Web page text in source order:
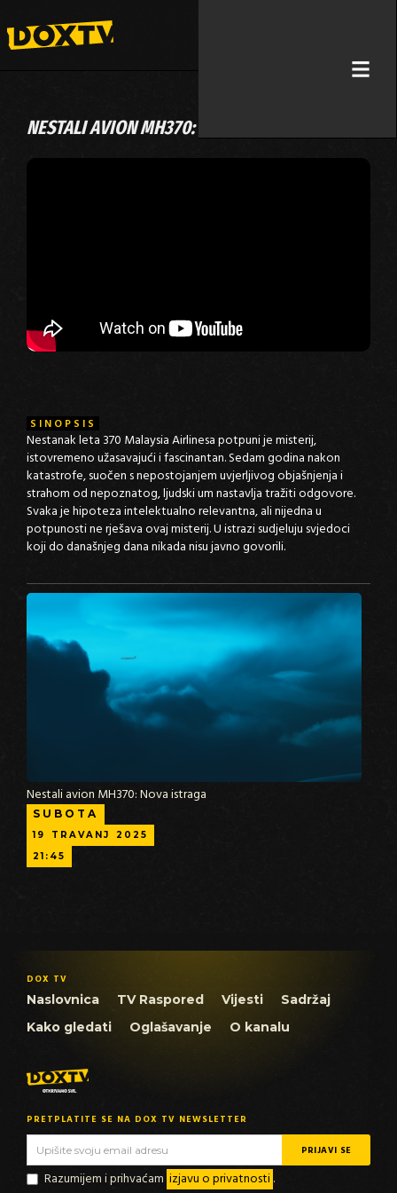
NESTALI AVION MH370: NOVA ISTRAGA
SINOPSIS
Nestanak leta 370 Malaysia Airlinesa potpuni je misterij,
istovremeno užasavajući i fascinantan. Sedam godina nakon
katastrofe, suočen s nepostojanjem uvjerljivog objašnjenja i
strahom od nepoznatog, ljudski um nastavlja tražiti odgovore.
Svaka je hipoteza intelektualno relevantna, ali nijedna u
potpunosti ne rješava ovaj misterij. U istrazi sudjeluju svjedoci
koji do današnjeg dana nikada nisu javno govorili.
Nestali avion MH370: Nova istraga
SUBOTA
19 TRAVANJ
2025
21:45
DOX TV
Naslovnica TV Raspored Vijesti
Sadržaj
Kako gledati
Oglašavanje O kanalu
PRETPLATITE SE NA DOX TV NEWSLETTER
Razumijem i prihvaćam izjavu o privatnosti.